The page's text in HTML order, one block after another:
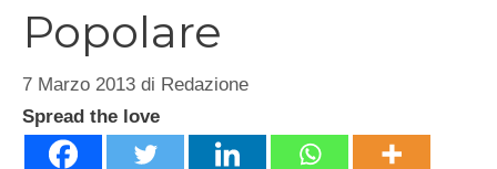
Popolare
7 Marzo 2013 di Redazione
Spread the love